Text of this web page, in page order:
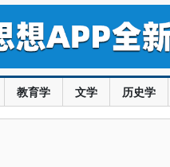
教育学 文学 历史学